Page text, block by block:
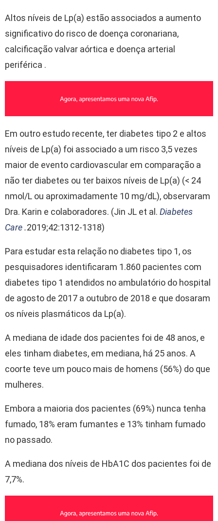
Altos níveis de Lp(a) estão associados a aumento
significativo do risco de doença coronariana,
calcificação valvar aórtica e doença arterial
periférica .
Em outro estudo recente, ter diabetes tipo 2 e altos
níveis de Lp(a) foi associado a um risco 3,5 vezes
maior de evento cardiovascular em comparação a
não ter diabetes ou ter baixos níveis de Lp(a) (< 24
nmol/L ou aproximadamente 10 mg/dL), observaram
Dra. Karin e colaboradores. (Jin JL et al. Diabetes
Care.2019;42:1312-1318)
Para estudar esta relação no diabetes tipo 1, os
pesquisadores identificaram 1.860 pacientes com
diabetes tipo 1 atendidos no ambulatório do hospital
de agosto de 2017 a outubro de 2018 e que dosaram
os níveis plasmáticos da Lp(a).
A mediana de idade dos pacientes foi de 48 anos, e
eles tinham diabetes, em mediana, há 25 anos. A
coorte teve um pouco mais de homens (56%) do que
mulheres.
Embora a maioria dos pacientes (69%) nunca tenha
fumado, 18% eram fumantes e 13% tinham fumado
no passado.
A mediana dos níveis de HbA1C dos pacientes foi de
7,7%.